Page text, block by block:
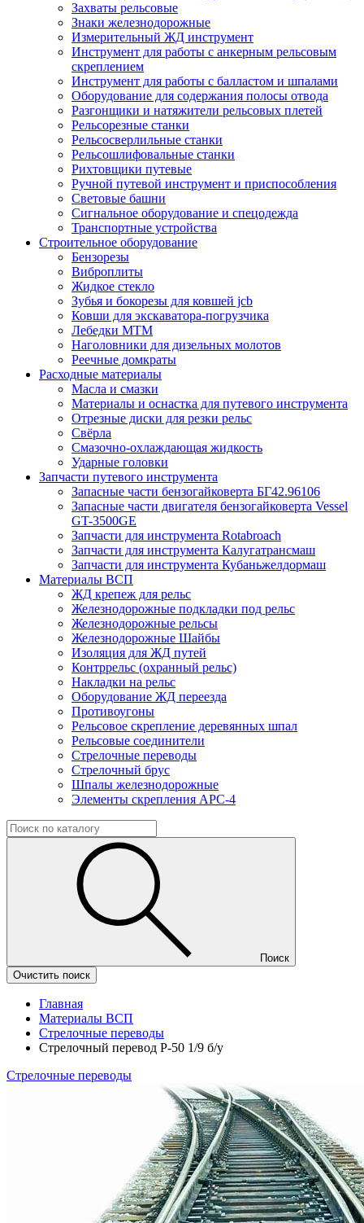
Захваты рельсовые
Знаки железнодорожные
Измерительный ЖД инструмент
Инструмент для работы с анкерным рельсовым
скреплением
Инструмент для работы с балластом и шпалами
Оборудование для содержания полосы отвода
Разгонщики и натяжители рельсовых плетей
Рельсорезные станки
Рельсосверлильные станки
Рельсошлифовальные станки
Рихтовщики путевые
Ручной путевой инструмент и приспособления
Световые башни
Сигнальное оборудование и спецодежда
Транспортные устройства
Строительное оборудование
Бензорезы
Виброплиты
Жидкое стекло
Зубья и бокорезы для ковшей jcb
Ковши для экскаватора-погрузчика
Лебедки МТМ
Наголовники для дизельных молотов
Реечные домкраты
Расходные материалы
Масла и смазки
Материалы и оснастка для путевого инструмента
Отрезные диски для резки рельс
Свёрла
Смазочно-охлаждающая жидкость
Ударные головки
Запчасти путевого инструмента
Запасные части бензогайковерта БГ42.96106
Запасные части двигателя бензогайковерта Vessel
GT-3500GE
Запчасти для инструмента Rotabroach
Запчасти для инструмента Калугатрансмаш
Запчасти для инструмента Кубаньжелдормаш
Материалы ВСП
ЖД крепеж для рельс
Железнодорожные подкладки под рельс
Железнодорожные рельсы
Железнодорожные Шайбы
Изоляция для ЖД путей
Контррельс (охранный рельс)
Накладки на рельс
Оборудование ЖД переезда
Противоугоны
Рельсовое скрепление деревянных шпал
Рельсовые соединители
Стрелочные переводы
Стрелочный брус
Шпалы железнодорожные
Элементы скрепления АРС-4
Поиск
Очистить поиск
Главная
Материалы ВСП
Стрелочные переводы
Стрелочный перевод Р-50 1/9 б/у
Стрелочные переводы